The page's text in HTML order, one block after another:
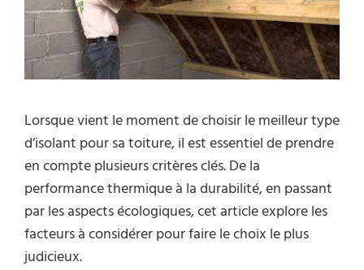
Lorsque vient le moment de choisir le meilleur type
d’isolant pour sa toiture, il est essentiel de prendre
en compte plusieurs critères clés. De la
performance thermique à la durabilité, en passant
par les aspects écologiques, cet article explore les
facteurs à considérer pour faire le choix le plus
judicieux.